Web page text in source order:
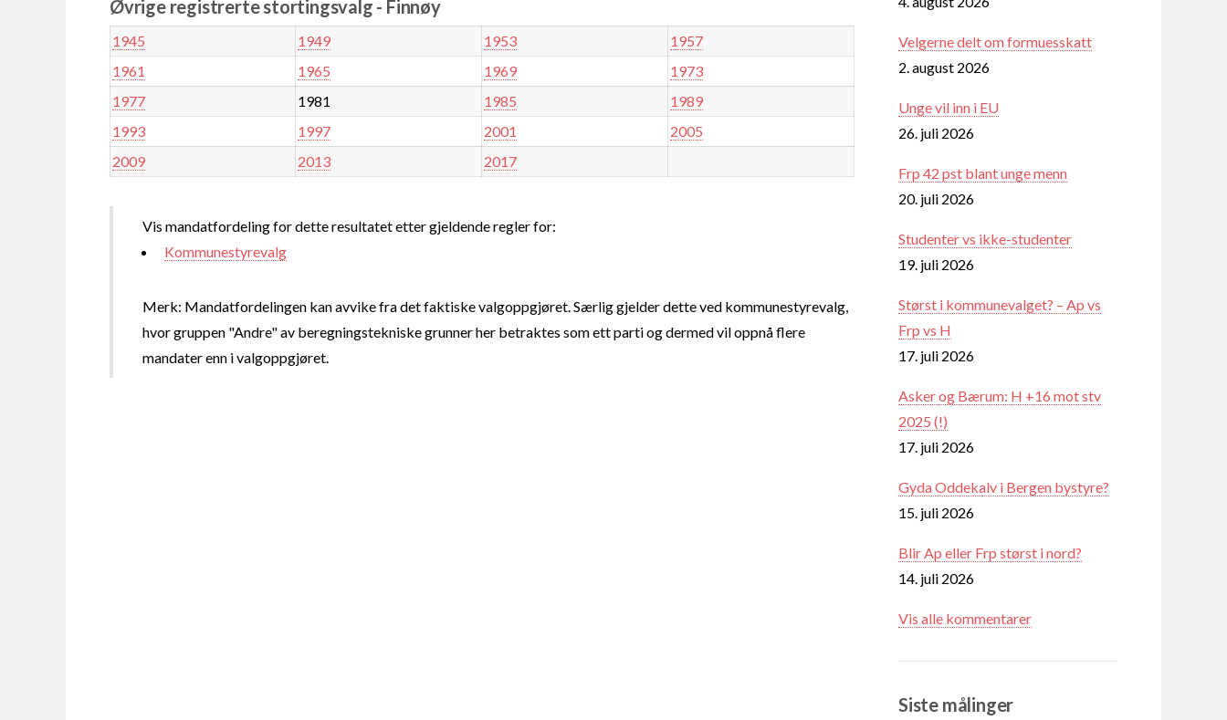
Øvrige registrerte stortingsvalg - Finnøy
1945 1949 1953
1957
1961
1965 1969
1973
1977
1981 1985
1989
1993
1997 2001
2005
2009
2013 2017
Vis mandatfordeling for dette resultatet etter gjeldende regler for:
Kommunestyrevalg
Merk: Mandatfordelingen kan avvike fra det faktiske valgoppgjøret. Særlig gjelder dette ved kommunestyrevalg,
hvor gruppen "Andre" av beregningstekniske grunner her betraktes som ett parti og dermed vil oppnå flere
mandater enn i valgoppgjøret.
Velgerne delt om formuesskatt
2. august 2026
Unge vil inn i EU
26. juli 2026
Frp 42 pst blant unge menn
20. juli 2026
Studenter vs ikke-studenter
19. juli 2026
Størst i kommunevalget? – Ap vs
Frp vs H
17. juli 2026
Asker og Bærum: H +16 mot stv
2025 (!)
17. juli 2026
Gyda Oddekalv i Bergen bystyre?
15. juli 2026
Blir Ap eller Frp størst i nord?
14. juli 2026
Vis alle kommentarer
Siste målinger